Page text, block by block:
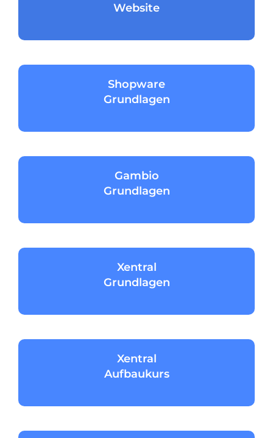
Website
Shopware
Grundlagen
Gambio
Grundlagen
Xentral
Grundlagen
Xentral
Aufbaukurs